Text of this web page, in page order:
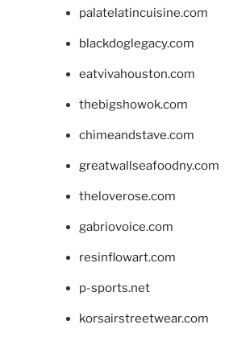
palatelatincuisine.com
blackdoglegacy.com
eatvivahouston.com
thebigshowok.com
chimeandstave.com
greatwallseafoodny.com
theloverose.com
gabriovoice.com
resinflowart.com
p-sports.net
korsairstreetwear.com